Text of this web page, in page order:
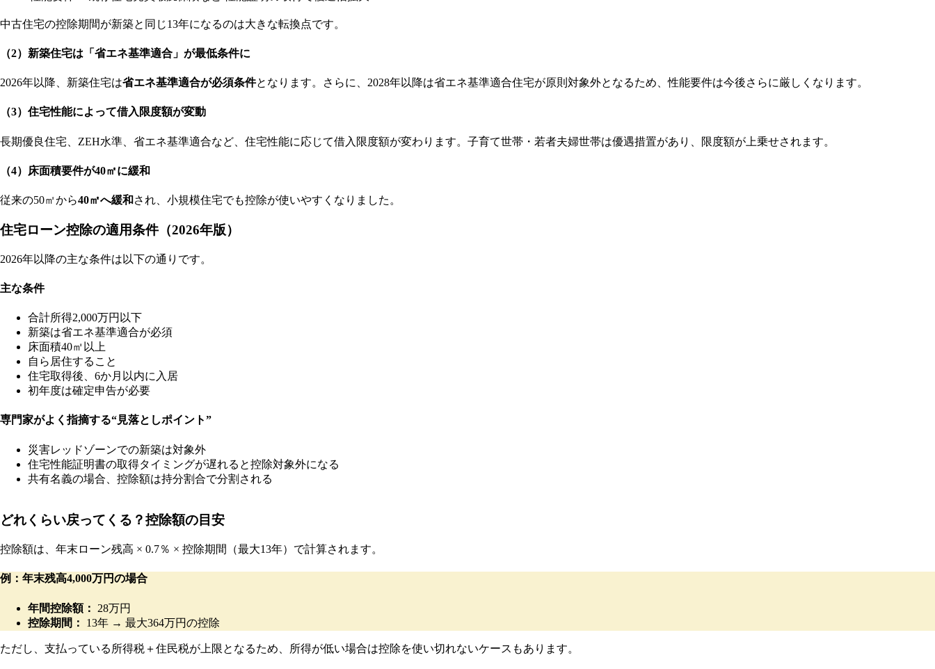
中古住宅の控除期間が新築と同じ13年になるのは大きな転換点です。
（2）新築住宅は「省エネ基準適合」が最低条件に
2026年以降、新築住宅は省エネ基準適合が必須条件となります。さらに、2028年以降は省エネ基準適合住宅が原則対象外となるため、性能要件は今後さらに厳しくなります。
（3）住宅性能によって借入限度額が変動
長期優良住宅、ZEH水準、省エネ基準適合など、住宅性能に応じて借入限度額が変わります。子育て世帯・若者夫婦世帯は優遇措置があり、限度額が上乗せされます。
（4）床面積要件が40㎡に緩和
従来の50㎡から40㎡へ緩和 され、小規模住宅でも控除が使いやすくなりました。
住宅ローン控除の適用条件（2026年版）
2026年以降の主な条件は以下の通りです。
主な条件
合計所得2,000万円以下
新築は省エネ基準適合が必須
床面積40㎡以上
自ら居住すること
住宅取得後、6か月以内に入居
初年度は確定申告が必要
専門家がよく指摘する“見落としポイント”
災害レッドゾーンでの新築は対象外
住宅性能証明書の取得タイミングが遅れると控除対象外になる
共有名義の場合、控除額は持分割合で分割される
どれくらい戻ってくる？控除額の目安
控除額は、年末ローン残高 × 0.7％ × 控除期間（最大13年）で計算されます。
例：年末残高4,000万円の場合
年間控除額：
28万円
控除期間：
13年 → 最大364万円の控除
ただし、支払っている所得税＋住民税が上限となるため、所得が低い場合は控除を使い切れないケースもあります。